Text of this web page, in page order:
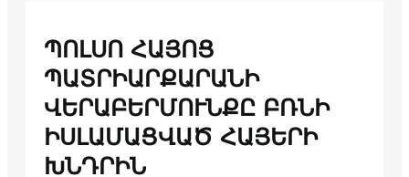
ՊՈԼՍՈ ՀԱՅՈՑ
ՊԱՏՐԻԱՐՔԱՐԱՆԻ
ՎԵՐԱԲԵՐՄՈՒՆՔԸ ԲՌՆԻ
ԻՍԼԱՄԱՑՎԱԾ ՀԱՅԵՐԻ
ԽՆԴՐԻՆ